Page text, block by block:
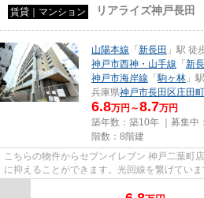
賃貸｜マンション リアライズ神戸長田
山陽本線 「 新長田 」駅 徒
神戸市西神・山手線 「 新
神戸市海岸線 「駒ヶ林 」
兵庫県神戸市長田区庄田町
6.8万円～8.7万円
築年数：築10年 ｜募集中：
階数：8階建
こちらの物件からセブンイレブン 神戸二葉町
に抑えることができます。光回線を繋げてい